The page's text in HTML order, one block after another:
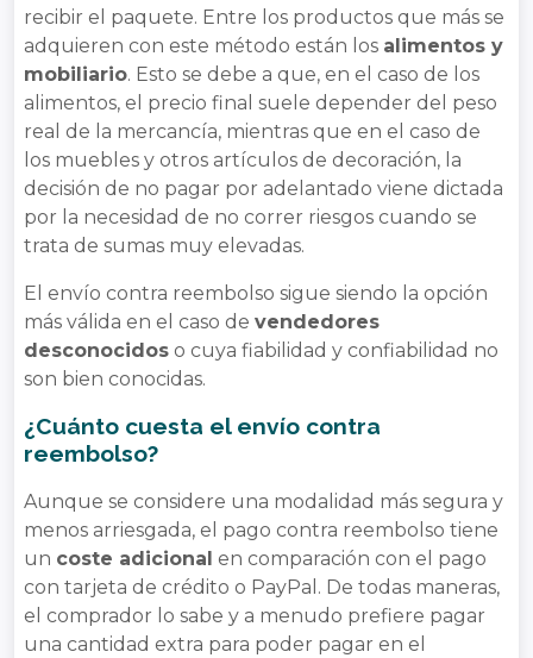
recibir el paquete. Entre los productos que más se
adquieren con este método están los alimentos y
mobiliario. Esto se debe a que, en el caso de los
alimentos, el precio final suele depender del peso
real de la mercancía, mientras que en el caso de
los muebles y otros artículos de decoración, la
decisión de no pagar por adelantado viene dictada
por la necesidad de no correr riesgos cuando se
trata de sumas muy elevadas.
El envío contra reembolso sigue siendo la opción
más válida en el caso de vendedores
desconocidos o cuya fiabilidad y confiabilidad no
son bien conocidas.
¿Cuánto cuesta el envío contra
reembolso?
Aunque se considere una modalidad más segura y
menos arriesgada, el pago contra reembolso tiene
un coste adicional en comparación con el pago
con tarjeta de crédito o PayPal. De todas maneras,
el comprador lo sabe y a menudo prefiere pagar
una cantidad extra para poder pagar en el